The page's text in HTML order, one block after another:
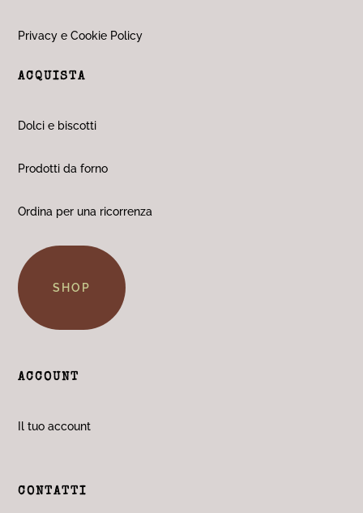
Privacy e Cookie Policy
ACQUISTA
Dolci e biscotti
Prodotti da forno
Ordina per una ricorrenza
SHOP
ACCOUNT
Il tuo account
CONTATTI